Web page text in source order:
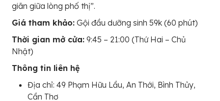
giãn giữa lòng phố thị”.
Giá tham khảo: Gội đầu dưỡng sinh 59k (60 phút)
Thời gian mở cửa: 9:45 – 21:00 (Thứ Hai – Chủ
Nhật)
Thông tin liên hệ
Địa chỉ: 49 Phạm Hữu Lầu, An Thới, Bình Thủy,
Cần Thơ